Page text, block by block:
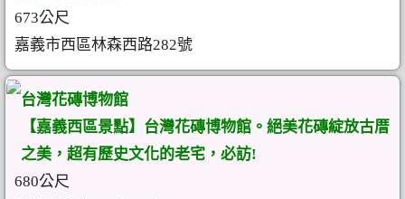
673公尺
嘉義市西區林森西路282號
台灣花磚博物館
【嘉義西區景點】台灣花磚博物館。絕美花磚綻放古厝
之美，超有歷史文化的老宅，必訪!
680公尺